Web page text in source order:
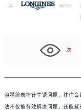
次
浪琴腕表指针生锈问题，往往
法不仅能有效解决问题，还能